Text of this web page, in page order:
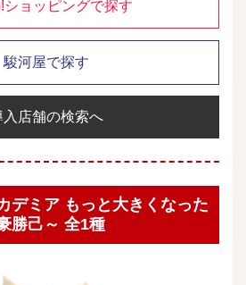
ショッピングで探す
駿河屋で探す
入店舗の検索へ
デミア もっと大きくなった
勝己～ 全1種